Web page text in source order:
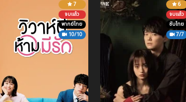
7
จบแล้ว
พากย์ไทย
10/10
6
จบแล้ว
ซับไทย
7/7